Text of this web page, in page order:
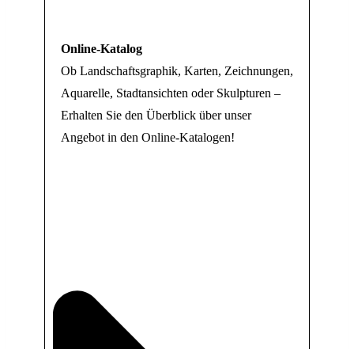
Online-Katalog
Ob Landschaftsgraphik, Karten, Zeichnungen,
Aquarelle, Stadtansichten oder Skulpturen –
Erhalten Sie den Überblick über unser
Angebot in den Online-Katalogen!